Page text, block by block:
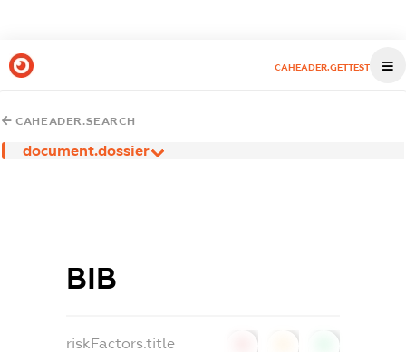
CAHEADER.GETTEST
CAHEADER.SEARCH
document.dossier
ВІВ
riskFactors.title